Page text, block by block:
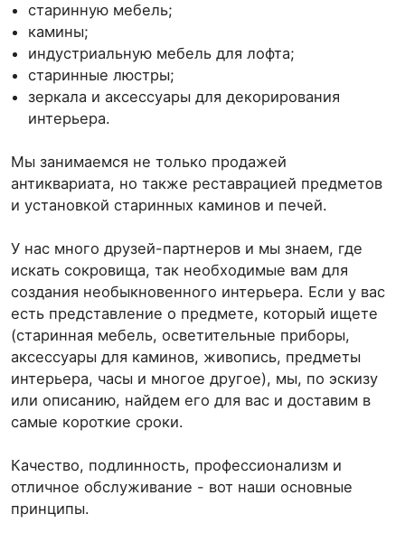
старинную мебель;
камины;
индустриальную мебель для лофта;
старинные люстры;
зеркала и аксессуары для декорирования
интерьера.
Мы занимаемся не только продажей
антиквариата, но также реставрацией предметов
и установкой старинных каминов и печей.
У нас много друзей-партнеров и мы знаем, где
искать сокровища, так необходимые вам для
создания необыкновенного интерьера. Если у вас
есть представление о предмете, который ищете
(старинная мебель, осветительные приборы,
аксессуары для каминов, живопись, предметы
интерьера, часы и многое другое), мы, по эскизу
или описанию, найдем его для вас и доставим в
самые короткие сроки.
Качество, подлинность, профессионализм и
отличное обслуживание - вот наши основные
принципы.